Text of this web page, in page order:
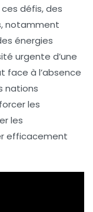
ces défis, des
notamment
énergies
urgente d’une
face à l’absence
nations
les
les
efficacement